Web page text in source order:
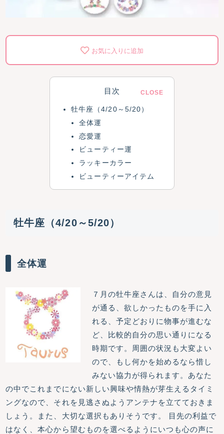
お気に入りに追加
目次
牡牛座（4/20～5/20）
全体運
恋愛運
ビューティー運
ラッキーカラー
ビューティーアイテム
牡牛座（4/20～5/20）
全体運
７月の牡牛座さんは、自分の意見
が通る、欲しかったものを手に入
れる、予定どおりに物事が進むな
ど、比較的自分の思い通りになる
時期です。周囲の状況も大変よい
ので、もし何かを始めるなら惜し
みない協力が得られます。あなた
の中でこれまでにない新しい興味や情熱が芽生えるタイミ
ングなので、それを見逃さぬようアンテナを立てておきま
しょう。また、大切な選択もありそうです。 目先の利益で
はなく、本心から望むものを選べるようにいつも心の声に